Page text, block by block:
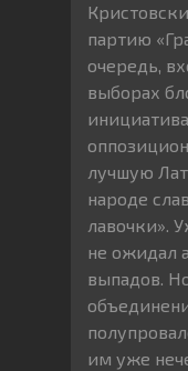
партию
очередь,
выборах
лучшую
народе
лавочки».
не ожидал
выпадов.
им уже